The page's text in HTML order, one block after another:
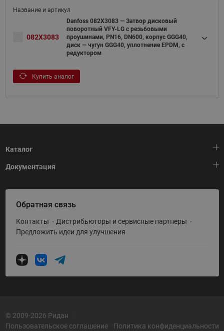
082X3083
Danfoss 082X3083 — Затвор дисковый
поворотный VFY-LG с резьбовыми
проушинами, PN16, DN600, корпус GGG40,
диск — чугун GGG40, уплотнение EPDM, с
редуктором
Купить аналог
Каталог
Тепловая автоматика
Холодильная техника
Приводная техника
Промышленная автоматика
Теплообменное оборудование
Насосное оборудование
Документация
HeatPlatform (Тепловая платформа)
Полезные программы и инструменты
Условия поставки
Обратная связь
Контакты
Дистрибьюторы и сервисные партнеры
Предложить идеи для улучшения
© 2009-2026 Ридан
Пользовательское соглашение
Политика конфиденциальности